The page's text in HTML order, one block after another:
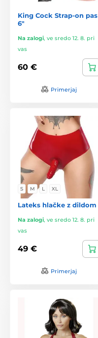
King Cock Strap-on pas
6"
Na zalogi, ve sredo 12. 8. pri
vas
60 €
Primerjaj
S M L XL
Lateks hlačke z dildom
Na zalogi, ve sredo 12. 8. pri
vas
49 €
Primerjaj